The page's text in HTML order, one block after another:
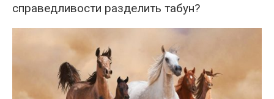
справедливости разделить табун?